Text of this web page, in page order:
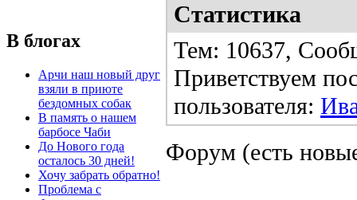
В блогах
Арчи наш новый друг
взяли в приюте
бездомных собак
В память о нашем
барбосе Чаби
До Нового года
осталось 30 дней!
Хочу забрать обратно!
Проблема с
Статистика
Тем: 10637,
Приветствуем
пользователя:
Форум (есть